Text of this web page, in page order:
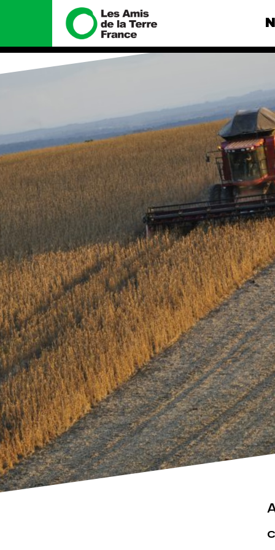
Manifeste
Missions et méthodes
Valeurs
Équipes et
fonctionnement
Le réseau dans le monde
Nos alliés
Je soutiens les Amis de la
Terre
Nos
Total, rendez-
tribunal
Gaz « naturel
enfumage
Mode : une
destructrice
Gaz au
violence
Nos autres
Actualités Espace